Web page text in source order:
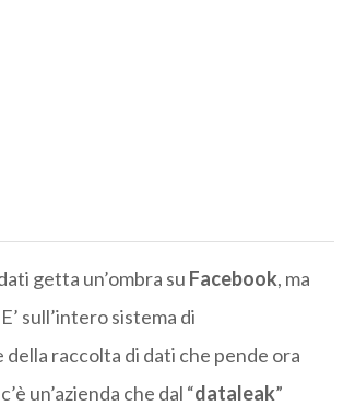
getta un’ombra su Facebook, ma
sull’intero sistema di
della raccolta di dati che pende ora
un’azienda che dal “dataleak”